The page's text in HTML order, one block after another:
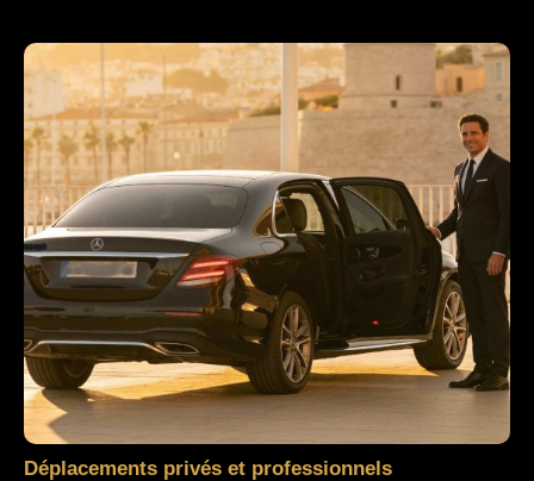
Déplacements privés et professionnels